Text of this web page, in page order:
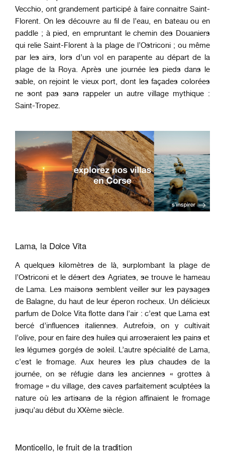
Vecchio, ont grandement participé à faire connaitre Saint-
Florent. On les découvre au fil de l’eau, en bateau ou en
paddle ; à pied, en empruntant le chemin des Douaniers
qui relie Saint-Florent à la plage de l’Ostriconi ; ou même
par les airs, lors d’un vol en parapente au départ de la
plage de la Roya. Après une journée les pieds dans le
sable, on rejoint le vieux port, dont les façades colorées
ne sont pas sans rappeler un autre village mythique :
Saint-Tropez.
Lama, la Dolce Vita
A quelques kilomètres de là, surplombant la plage de
l’Ostriconi et le désert des Agriates, se trouve le hameau
de Lama. Les maisons semblent veiller sur les paysages
de Balagne, du haut de leur éperon rocheux. Un délicieux
parfum de Dolce Vita flotte dans l’air : c’est que Lama est
bercé d’influences italiennes. Autrefois, on y cultivait
l’olive, pour en faire des huiles qui arroseraient les pains et
les légumes gorgés de soleil. L’autre spécialité de Lama,
c’est le fromage. Aux heures les plus chaudes de la
journée, on se réfugie dans les anciennes « grottes à
fromage » du village, des caves parfaitement sculptées la
nature où les artisans de la région affinaient le fromage
jusqu’au début du XXème siècle.
Monticello, le fruit de la tradition